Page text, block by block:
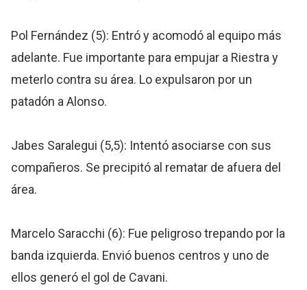
Pol Fernández (5): Entró y acomodó al equipo más
adelante. Fue importante para empujar a Riestra y
meterlo contra su área. Lo expulsaron por un
patadón a Alonso.
Jabes Saralegui (5,5): Intentó asociarse con sus
compañeros. Se precipitó al rematar de afuera del
área.
Marcelo Saracchi (6): Fue peligroso trepando por la
banda izquierda. Envió buenos centros y uno de
ellos generó el gol de Cavani.